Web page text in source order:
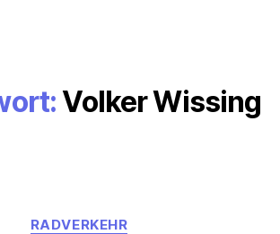
Volker Wissing
Kategorien
RADVERKEHR